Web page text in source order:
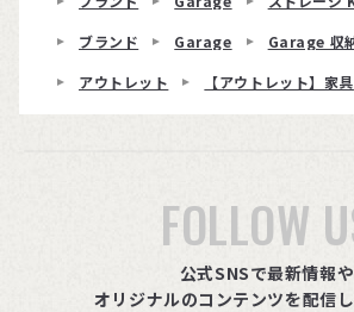
ブランド
Garage
Garage 収
アウトレット
【アウトレット】家具
FOLLOW
公式SNSで最新情報や
オリジナルのコンテンツを配信し